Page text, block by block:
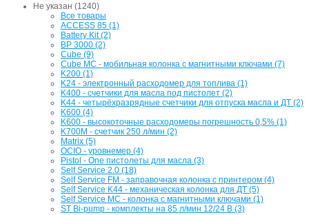
Не указан (1240)
Все товары
ACCESS 85 (1)
Battery Kit (2)
BP 3000 (2)
Cube (9)
Cube MC - мобильная колонка с магнитными ключами (7)
K200 (1)
K24 - электронный расходомер для топлива (1)
K400 - счетчики для масла под пистолет (2)
K44 - четырёхразрядные счетчики для отпуска масла и ДТ (2)
K600 (4)
K600 - высокоточные расходомеры погрешность 0,5% (1)
K700M - счетчик 250 л/мин (2)
Matrix (5)
OCIO - уровнемер (4)
Pistol - One пистолеты для масла (3)
Self Service 2.0 (18)
Self Service FM - заправочная колонка с принтером (4)
Self Service K44 - механическая колонка для ДТ (5)
Self Service MC - колонка с магнитными ключами (1)
ST Bi-pump - комплекты на 85 л/мин 12/24 В (3)